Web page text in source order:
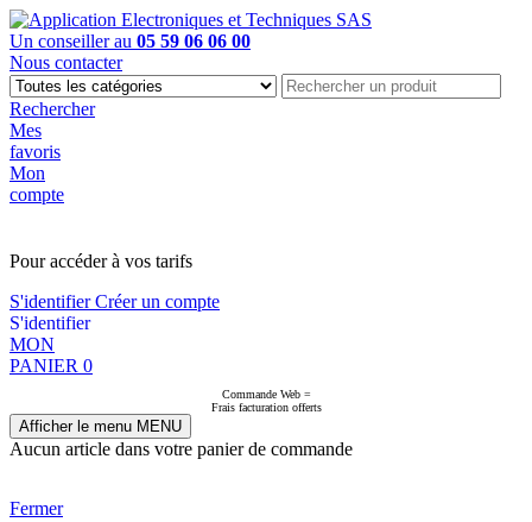
Un conseiller au 05 59 06 06 00
Nous contacter
Rechercher
Mes
favoris
Mon
compte
Pour accéder à vos tarifs
S'identifierCréer un compte
S'identifier
MON
PANIER 0
Commande Web =
Frais facturation offerts
Afficher le menu MENU
Aucun article dans votre panier de commande
Fermer